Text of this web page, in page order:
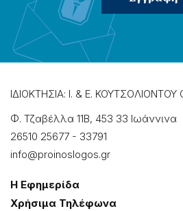
ΙΔΙΟΚΤΗΣΙΑ: Ι. & Ε. ΚΟΥΤΣΟΛΙΟΝΤΟΥ
Φ. Τζαβέλλα 11Β, 453 33 Ιωάννɩνα
26510 25677 - 33791
info@proinoslogos.gr
Η Εφημερίδα
Χρήσɩμα Τηλέφωνα